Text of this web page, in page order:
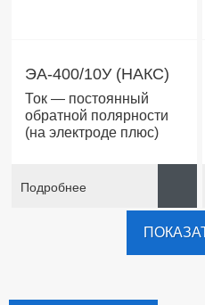
ЭА-400/10У (НАКС)
Ток — постоянный
обратной полярности
(на электроде плюс)
Подробнее